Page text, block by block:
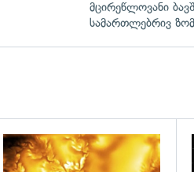
მცირეწლოვანი
სამართლებრივ